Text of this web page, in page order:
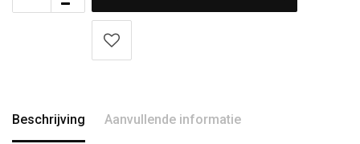
Beschrijving Aanvullende informatie